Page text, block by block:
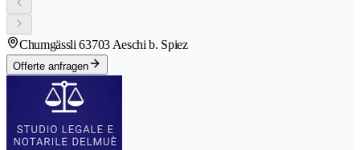
Chumgässli 63703 Aeschi b. Spiez
Offerte anfragen